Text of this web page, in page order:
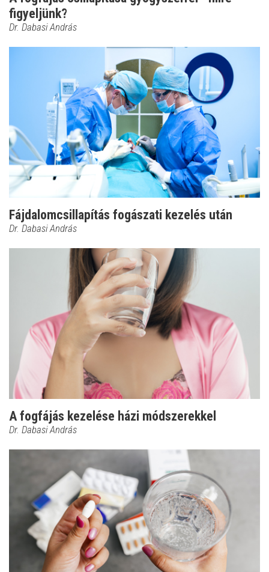
figyeljünk?
Dr. Dabasi András
Fájdalomcsillapítás fogászati kezelés után
Dr. Dabasi András
A fogfájás kezelése házi módszerekkel
Dr. Dabasi András